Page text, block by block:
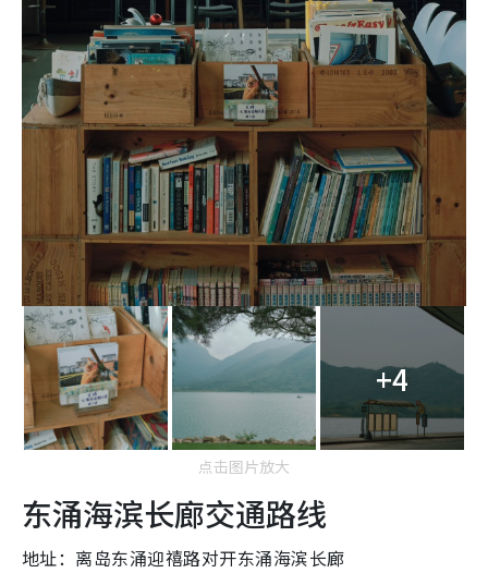
+4
点击图片放大
东涌海滨长廊交通路线
地址：离岛东涌迎禧路对开东涌海滨长廊